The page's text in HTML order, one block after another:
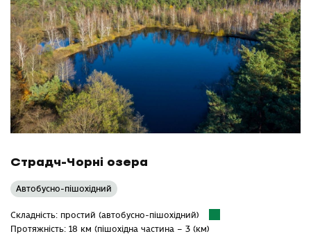
Страдч-Чорні озера
Автобусно-пішохідний
Складність: простий (автобусно-пішохідний)
Протяжність: 18 км (пішохідна частина – 3 (км)